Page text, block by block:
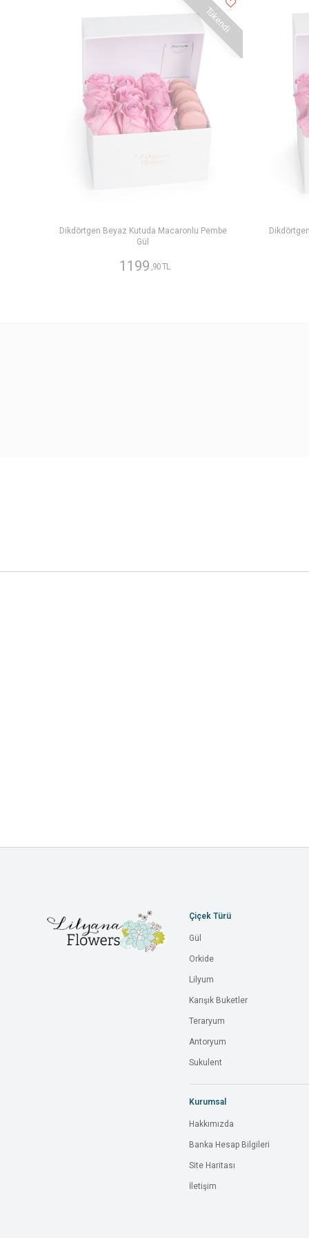
Tükendi
Dikdörtgen Beyaz Kutuda Macaronlu Pembe
Gül
1199 ,90 TL
Çiçek Türü
Gül
Orkide
Lilyum
Karışık Buketler
Teraryum
Antoryum
Sukulent
Kurumsal
Hakkımızda
Banka Hesap Bilgileri
Site Haritası
İletişim